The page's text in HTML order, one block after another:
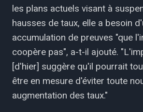
les plans actuels visant à
hausses de taux, elle a besoin
accumulation de preuves "que
coopère pas", a-t-il ajouté.
[d'hier] suggère qu'il pourrait
être en mesure d'éviter toute
augmentation des taux."